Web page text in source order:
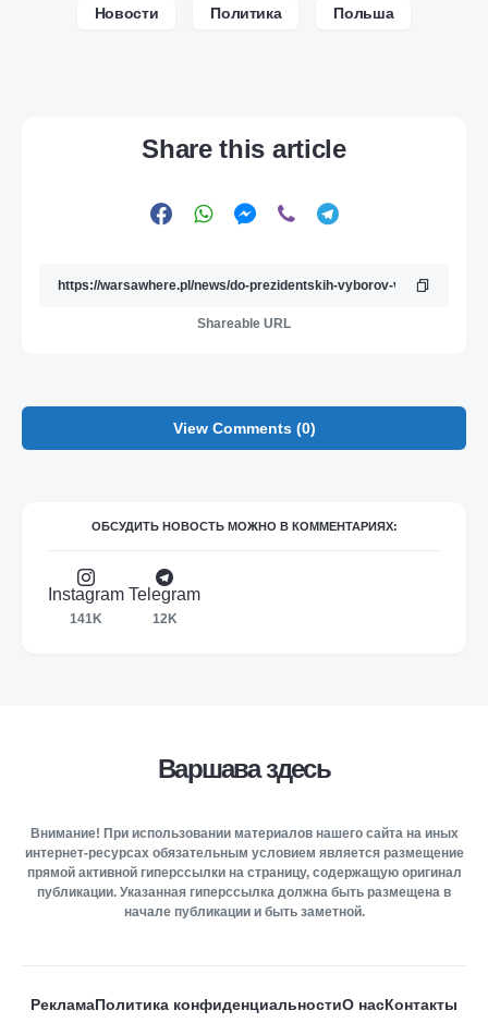
Новости Политика Польша
Share this article
Shareable URL
View Comments (0)
ОБСУДИТЬ НОВОСТЬ МОЖНО В КОММЕНТАРИЯХ:
Instagram
141K
Telegram
12K
Варшава здесь
Внимание! При использовании материалов нашего сайта на иных
интернет-ресурсах обязательным условием является размещение
прямой активной гиперссылки на страницу, содержащую оригинал
публикации. Указанная гиперссылка должна быть размещена в
начале публикации и быть заметной.
РекламаПолитика конфиденциальностиО насКонтакты